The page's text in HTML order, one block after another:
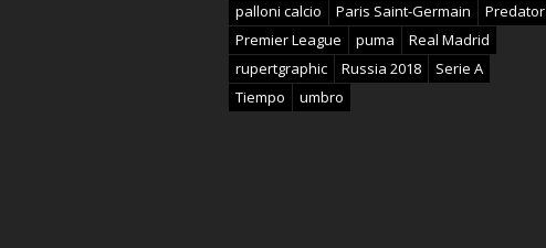
palloni calcio
Paris Saint-Germain
Predator
Premier League
puma
Real Madrid
rupertgraphic
Russia 2018
Serie A
Tiempo
umbro